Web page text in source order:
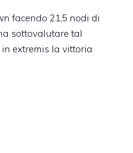
facendo 21,5 nodi di
sottovalutare tal
extremis la vittoria